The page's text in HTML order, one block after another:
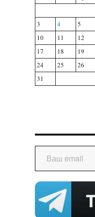
3
4 5
10
11 12
17
18 19
24
25 26
31
Ваш email